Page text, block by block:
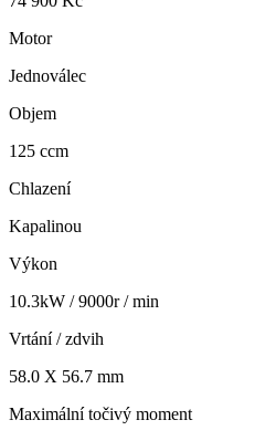
Motor
Jednoválec
Objem
125 ccm
Chlazení
Kapalinou
Výkon
10.3kW / 9000r / min
Vrtání / zdvih
58.0 X 56.7 mm
Maximální točivý moment